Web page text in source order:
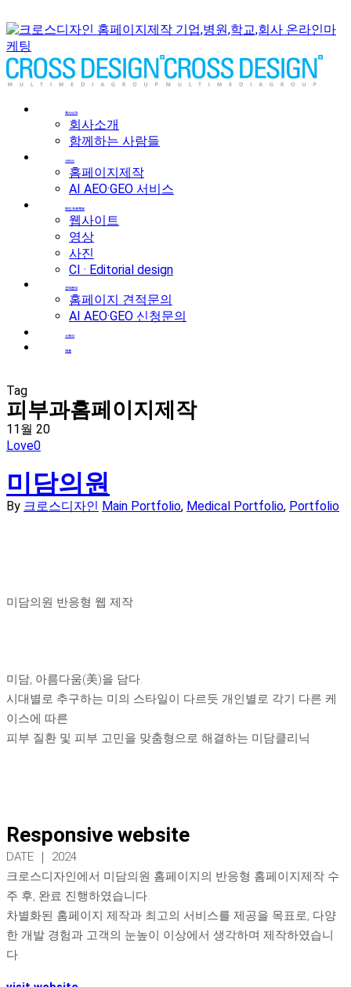
회사소개
회사소개
함께하는 사람들
서비스
홈페이지제작
AI AEO·GEO 서비스
메인 프로젝트
웹사이트
영상
사진
CI · Editorial design
견적문의
홈페이지 견적문의
AI AEO·GEO 신청문의
스토리
채용
Tag
피부과홈페이지제작
11월 20
Love0
미담의원
By 크로스디자인 Main Portfolio, Medical Portfolio, Portfolio
미담의원 반응형 웹 제작
미담, 아름다움(美)을 담다.
시대별로 추구하는 미의 스타일이 다르듯 개인별로 각기 다른 케
이스에 따른
피부 질환 및 피부 고민을 맞춤형으로 해결하는 미담클리닉
Responsive website
DATE ｜ 2024
크로스디자인에서 미담의원 홈페이지의 반응형 홈페이지제작 수
주 후, 완료 진행하였습니다.
차별화된 홈페이지 제작과 최고의 서비스를 제공을 목표로, 다양
한 개발 경험과 고객의 눈높이 이상에서 생각하며 제작하였습니
다.